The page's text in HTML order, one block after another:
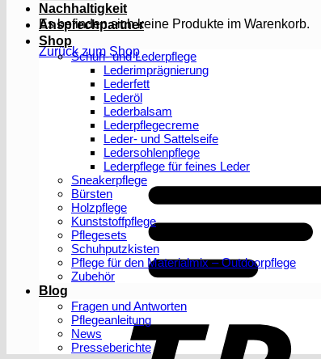
Es befinden sich keine Produkte im Warenkorb.
Zurück zum Shop
Nachhaltigkeit
Ansprechpartner
Shop
Schuh- und Lederpflege
Lederimprägnierung
Lederfett
Lederöl
Lederbalsam
Lederpflegecreme
Leder- und Sattelseife
Ledersohlenpflege
Lederpflege für feines Leder
Sneakerpflege
Bürsten
Holzpflege
Kunststoffpflege
Pflegesets
Schuhputzkisten
Pflege für den Materialmix – Outdoorpflege
Zubehör
Blog
Fragen und Antworten
Pflegeanleitung
News
Presseberichte